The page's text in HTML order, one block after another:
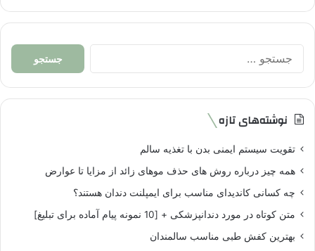
جستجو
نوشته‌های تازه
تقویت سیستم ایمنی بدن با تغذیه سالم
همه چیز درباره روش های حذف موهای زائد از مزایا تا عوارض
چه کسانی کاندیدای مناسب برای ایمپلنت دندان هستند؟
متن کوتاه در مورد دندانپزشکی + [10 نمونه پیام آماده برای تبلیغ]
بهترین کفش طبی مناسب سالمندان